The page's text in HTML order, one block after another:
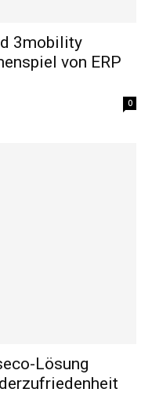
3mobility
von ERP
0
Lösung